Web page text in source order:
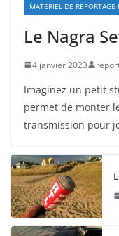
MATERIEL DE REPORTAGE
Le Nagra
4 janvier 2023
Imaginez un petit
permet de monter
transmission pour